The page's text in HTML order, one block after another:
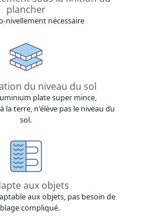
plancher
nivellement nécessaire
du niveau du sol
plate super mince,
la terre, n'élève pas le niveau du
sol.
aux objets
aux objets, pas besoin de
compliqué.